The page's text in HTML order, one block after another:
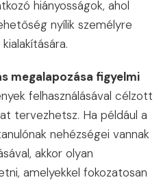
hiányosságok, ahol
nyílik személyre
megalapozása figyelmi
felhasználásával célzott
tervezhetsz. Ha például a
nehézségei vannak
akkor olyan
amelyekkel fokozatosan